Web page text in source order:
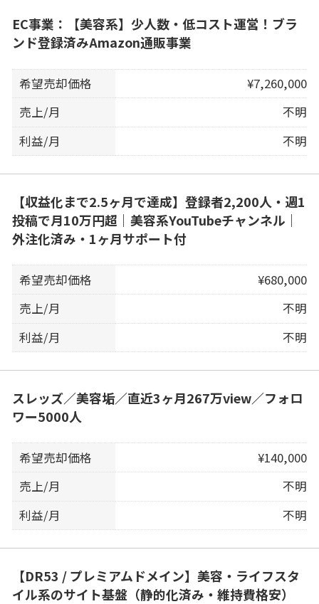
EC事業：【美容系】少人数・低コスト運営！ブラ
ンド登録済みAmazon通販事業
希望売却価格
¥7,260,000
売上/月
不明
利益/月
不明
【収益化まで2.5ヶ月で達成】登録者2,200人・週1
投稿で月10万円超｜美容系YouTubeチャンネル｜
外注化済み・1ヶ月サポート付
希望売却価格
¥680,000
売上/月
不明
利益/月
不明
スレッズ／美容垢／直近3ヶ月267万view／フォロ
ワー5000人
希望売却価格
¥140,000
売上/月
不明
利益/月
不明
【DR53 / プレミアムドメイン】美容・ライフスタ
イル系のサイト基盤（静的化済み・維持費格安）